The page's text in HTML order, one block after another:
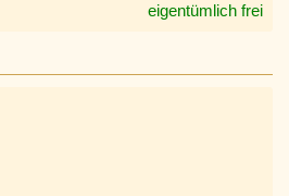
eigentümlich frei